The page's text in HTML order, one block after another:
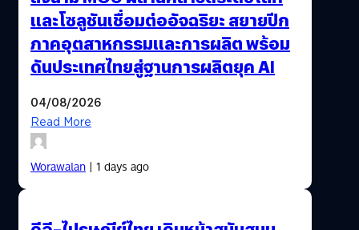
และโซลูชันเชื่อมต่ออัจฉริยะ สยายปีก
ภาคอุตสาหกรรมและการผลิต พร้อม
ดันประเทศไทยสู่ฐานการผลิตยุค AI
04/08/2026
Read More
Worawalan| 1 days ago